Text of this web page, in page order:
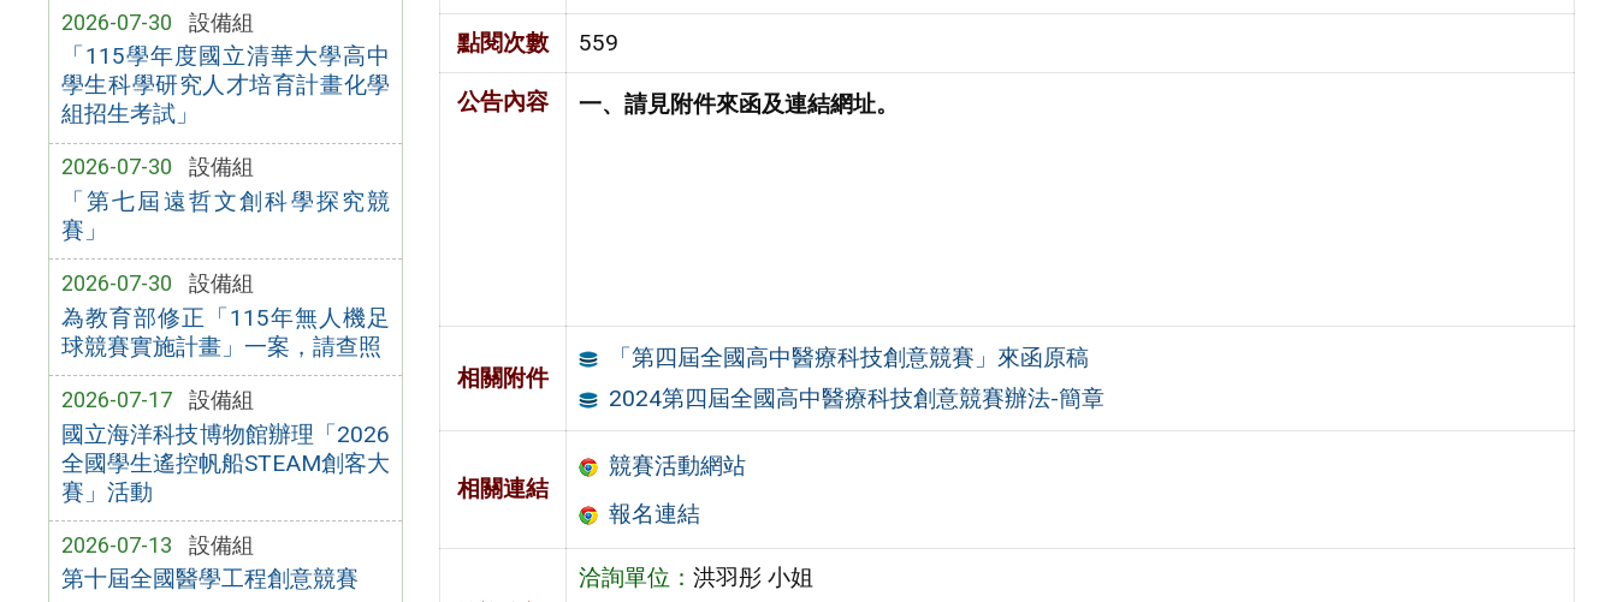
2026-07-30 設備組
「115學年度國立清華大學高中
學生科學研究人才培育計畫化學
組招生考試」
2026-07-30 設備組
「第七屆遠哲文創科學探究競
賽」
2026-07-30 設備組
為教育部修正「115年無人機足
球競賽實施計畫」一案，請查照
2026-07-17 設備組
國立海洋科技博物館辦理「2026
全國學生遙控帆船STEAM創客大
賽」活動
2026-07-13 設備組
第十屆全國醫學工程創意競賽
點閱次數 559
公告內容 一、請見附件來函及連結網址。
相關附件
「第四屆全國高中醫療科技創意競賽」來函原稿
2024第四屆全國高中醫療科技創意競賽辦法-簡章
相關連結
競賽活動網站
報名連結
洽詢單位： 洪羽彤 小姐